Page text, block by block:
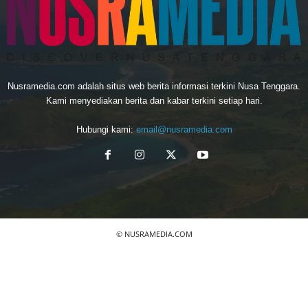
Nusramedia.com adalah situs web berita informasi terkini Nusa Tenggara.
Kami menyediakan berita dan kabar terkini setiap hari.
Hubungi kami: email@nusramedia.com
© NUSRAMEDIA.COM